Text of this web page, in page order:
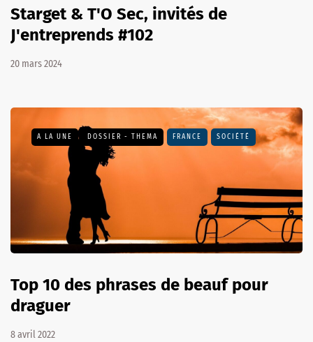
Starget & T'O Sec, invités de
J'entreprends #102
20 mars 2024
A LA UNE DOSSIER - THEMA FRANCE SOCIÉTÉ
Top 10 des phrases de beauf pour
draguer
8 avril 2022